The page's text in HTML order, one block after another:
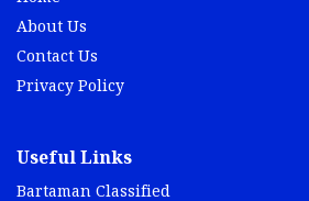
About Us
Contact Us
Privacy Policy
Useful Links
Bartaman Classified